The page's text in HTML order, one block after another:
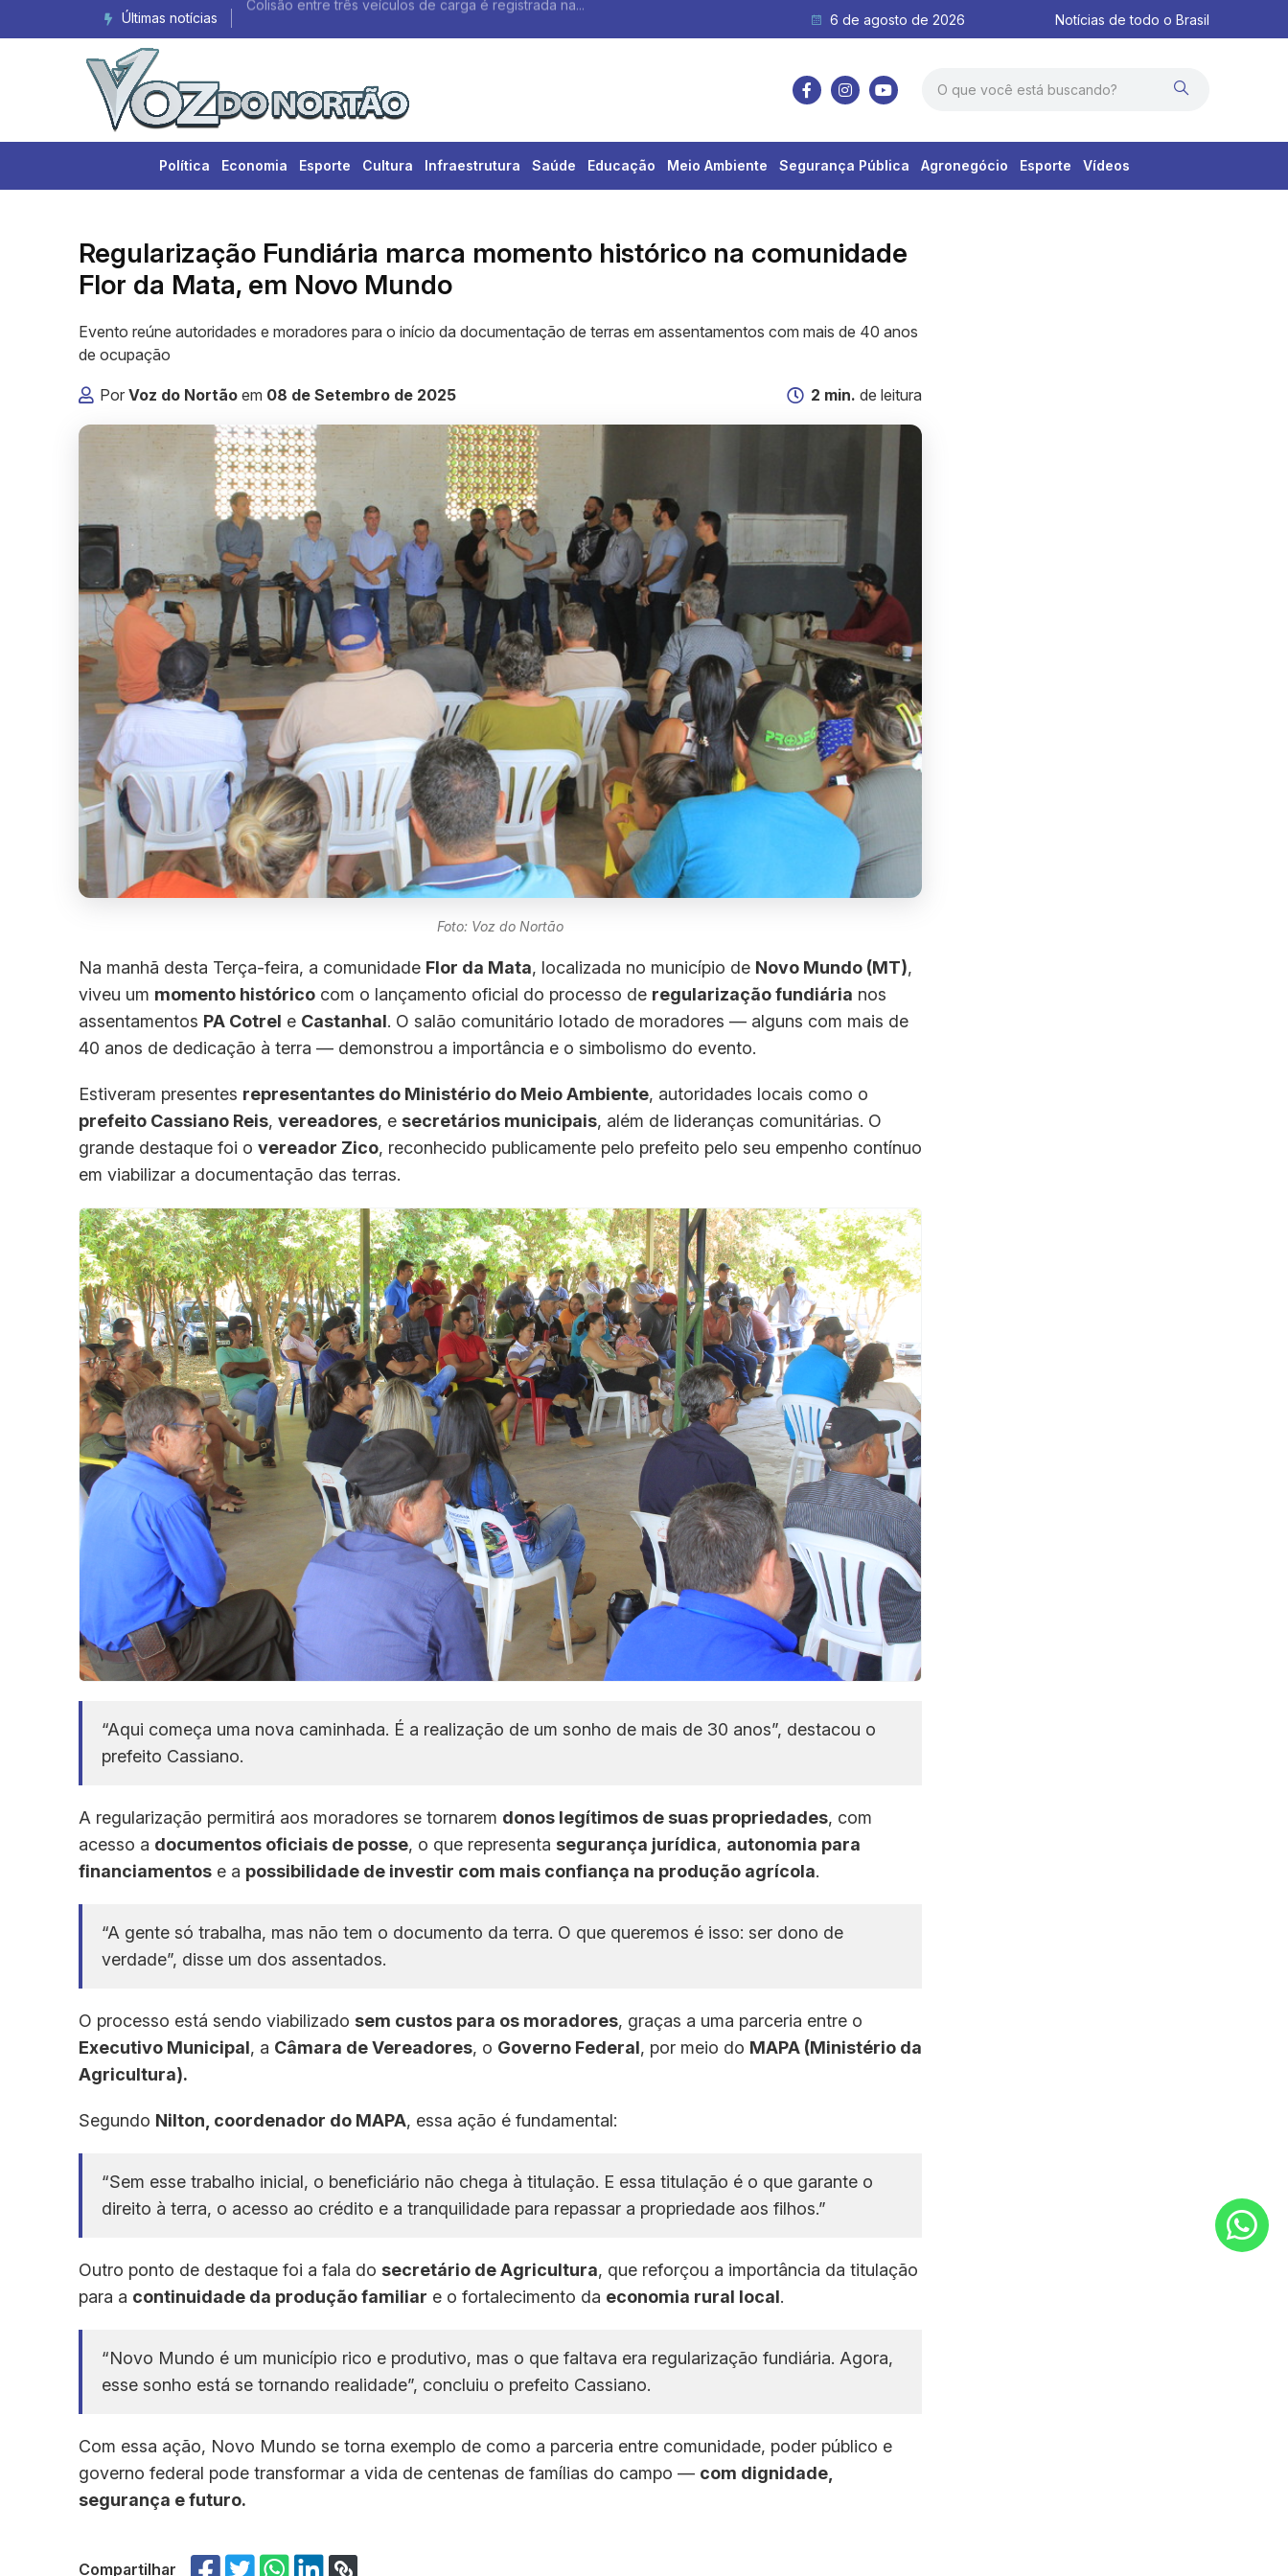
Últimas notícias Colisão entre três veículos de carga é registrada na... 6 de agosto de 2026 Notícias de todo o Brasil
Política Economia Esporte Cultura Infraestrutura Saúde Educação Meio Ambiente Segurança Pública Agronegócio Esporte Vídeos
Regularização Fundiária marca momento histórico na comunidade
Flor da Mata, em Novo Mundo
Evento reúne autoridades e moradores para o início da documentação de terras em assentamentos com mais de 40 anos
de ocupação
Por Voz do Nortão em 08 de Setembro de 2025 2 min. de leitura
Foto: Voz do Nortão
Na manhã desta Terça-feira, a comunidade Flor da Mata, localizada no município de Novo Mundo (MT),
viveu um momento histórico com o lançamento oficial do processo de regularização fundiária nos
assentamentos PA Cotrel e Castanhal. O salão comunitário lotado de moradores — alguns com mais de
40 anos de dedicação à terra — demonstrou a importância e o simbolismo do evento.
Estiveram presentes representantes do Ministério do Meio Ambiente, autoridades locais como o
prefeito Cassiano Reis, vereadores, e secretários municipais, além de lideranças comunitárias. O
grande destaque foi o vereador Zico, reconhecido publicamente pelo prefeito pelo seu empenho contínuo
em viabilizar a documentação das terras.
“Aqui começa uma nova caminhada. É a realização de um sonho de mais de 30 anos”, destacou o
prefeito Cassiano.
A regularização permitirá aos moradores se tornarem donos legítimos de suas propriedades, com
acesso a documentos oficiais de posse, o que representa segurança jurídica, autonomia para
financiamentos e a possibilidade de investir com mais confiança na produção agrícola.
“A gente só trabalha, mas não tem o documento da terra. O que queremos é isso: ser dono de
verdade”, disse um dos assentados.
O processo está sendo viabilizado sem custos para os moradores, graças a uma parceria entre o
Executivo Municipal, a Câmara de Vereadores, o Governo Federal, por meio do MAPA (Ministério da
Agricultura).
Segundo Nilton, coordenador do MAPA, essa ação é fundamental:
“Sem esse trabalho inicial, o beneficiário não chega à titulação. E essa titulação é o que garante o
direito à terra, o acesso ao crédito e a tranquilidade para repassar a propriedade aos filhos.”
Outro ponto de destaque foi a fala do secretário de Agricultura, que reforçou a importância da titulação
para a continuidade da produção familiar e o fortalecimento da economia rural local.
“Novo Mundo é um município rico e produtivo, mas o que faltava era regularização fundiária. Agora,
esse sonho está se tornando realidade”, concluiu o prefeito Cassiano.
Com essa ação, Novo Mundo se torna exemplo de como a parceria entre comunidade, poder público e
governo federal pode transformar a vida de centenas de famílias do campo — com dignidade,
segurança e futuro.
Compartilhar